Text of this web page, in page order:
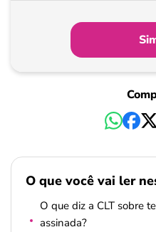
Pagamento
O que você vai ler
O que diz a CLT sobre
assinada?